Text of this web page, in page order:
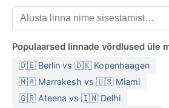
Populaarsed linnade võrdlused üle
🇩🇪 Berlin vs 🇩🇰 Kopenhaagen
🇲🇦 Marrakesh vs 🇺🇸 Miami
🇬🇷 Ateena vs 🇮🇳 Delhi